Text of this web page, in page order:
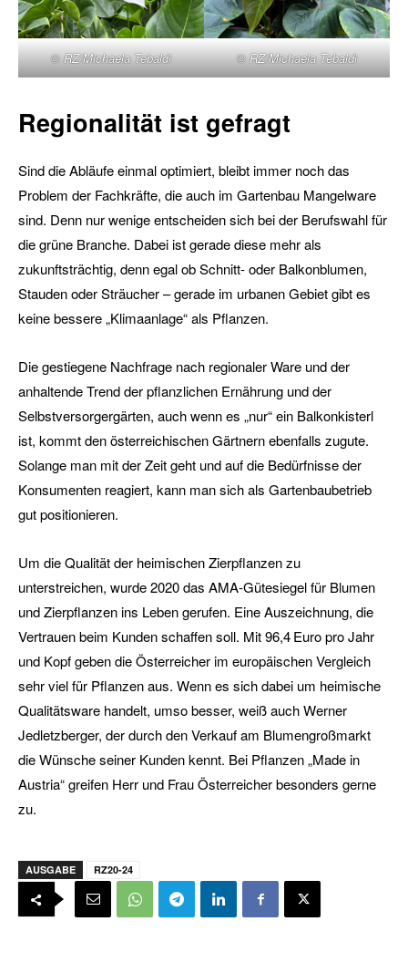
© RZ/Michaela Tebaldi © RZ/Michaela Tebaldi
Regionalität ist gefragt
Sind die Abläufe einmal optimiert, bleibt immer noch das
Problem der Fachkräfte, die auch im Gartenbau Mangelware
sind. Denn nur wenige entscheiden sich bei der Berufswahl für
die grüne Branche. Dabei ist gerade diese mehr als
zukunftsträchtig, denn egal ob Schnitt- oder Balkonblumen,
Stauden oder Sträucher – gerade im urbanen Gebiet gibt es
keine bessere „Klimaanlage“ als Pflanzen.
Die gestiegene Nachfrage nach regionaler Ware und der
anhaltende Trend der pflanzlichen Ernährung und der
Selbstversorgergärten, auch wenn es „nur“ ein Balkonkisterl
ist, kommt den österreichischen Gärtnern ebenfalls zugute.
Solange man mit der Zeit geht und auf die Bedürfnisse der
Konsumenten reagiert, kann man sich als Gartenbaubetrieb
gut positionieren.
Um die Qualität der heimischen Zierpflanzen zu
unterstreichen, wurde 2020 das AMA-Gütesiegel für Blumen
und Zierpflanzen ins Leben gerufen. Eine Auszeichnung, die
Vertrauen beim Kunden schaffen soll. Mit 96,4 Euro pro Jahr
und Kopf geben die Österreicher im europäischen Vergleich
sehr viel für Pflanzen aus. Wenn es sich dabei um heimische
Qualitätsware handelt, umso besser, weiß auch Werner
Jedletzberger, der durch den Verkauf am Blumengroßmarkt
die Wünsche seiner Kunden kennt. Bei Pflanzen „Made in
Austria“ greifen Herr und Frau Österreicher besonders gerne
zu.
AUSGABE RZ20-24